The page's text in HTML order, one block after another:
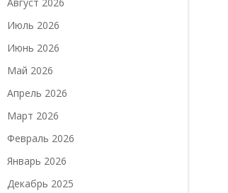
Июль 2026
Июнь 2026
Май 2026
Апрель 2026
Март 2026
Февраль 2026
Январь 2026
Декабрь 2025